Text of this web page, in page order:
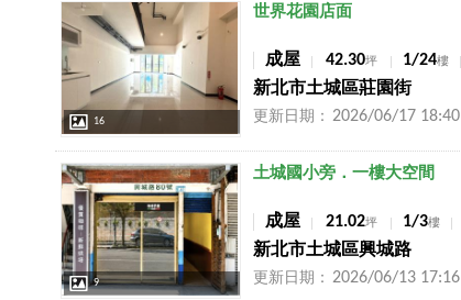
店長推薦
16
世界花園店面
成屋 42.30坪 1/24樓
新北市土城區莊園街
更新日期： 2026/06/17 18:40
店長推薦
9
土城國小旁．一樓大空間
成屋 21.02坪 1/3樓
新北市土城區興城路
更新日期： 2026/06/13 17:16